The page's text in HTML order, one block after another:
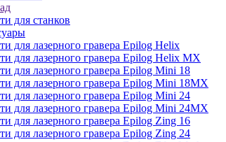
для станков
для лазерного гравера Epilog Helix
для лазерного гравера Epilog Helix MX
для лазерного гравера Epilog Mini 18
для лазерного гравера Epilog Mini 18MX
для лазерного гравера Epilog Mini 24
для лазерного гравера Epilog Mini 24MX
для лазерного гравера Epilog Zing 16
для лазерного гравера Epilog Zing 24